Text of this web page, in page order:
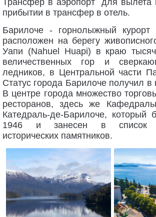
Трансфер в аэропорт для
прибытии в трансфер в отель.
Барилоче - горнолыжный курорт
расположен на берегу
Уапи (Nahuel Huapi) в краю
величественных гор и
ледников, в Центральной части
Статус города Барилоче получил в
В центре города множество
ресторанов, здесь же
Катедраль-де-Барилоче, который
1946 и занесен в список
исторических памятников.